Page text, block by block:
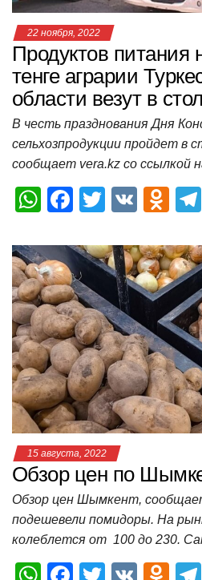
22 ноября, 2022
Продуктов питания
тенге аграрии
области везут в
В честь празднования Дня
сельхозпродукции пройдет в
сообщает vera.kz со ссылкой
W
at
s
A
p
p
F
c
e
b
o
o
k
T
tt
er
V
O
n
o
kl
a
ss
ni
ki
15 августа, 2022
Обзор цен по
Обзор цен Шымкент,
подешевели помидоры. На
колеблется от 100 до 230.